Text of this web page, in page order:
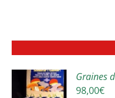
Graines
98,00€